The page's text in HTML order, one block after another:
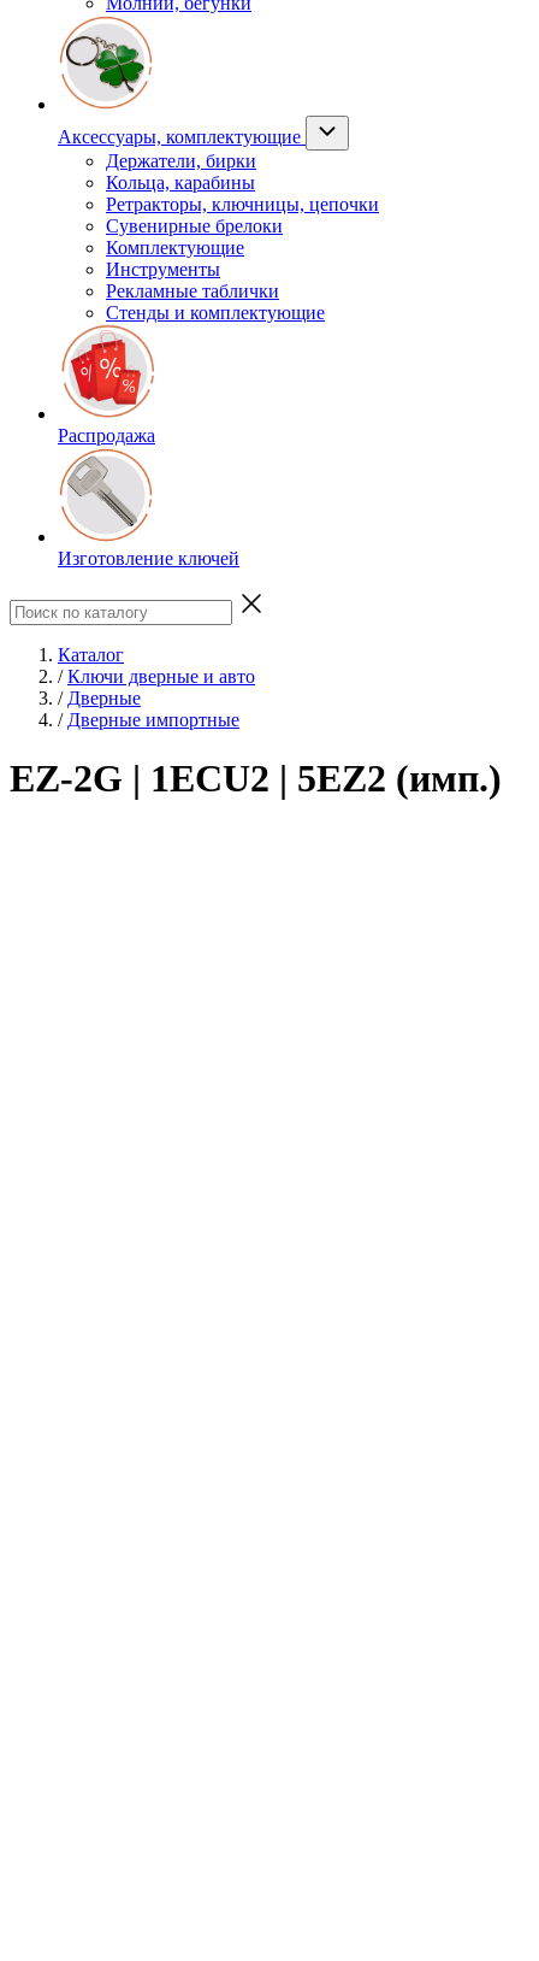
Аксессуары, комплектующие
Держатели, бирки
Кольца, карабины
Ретракторы, ключницы, цепочки
Сувенирные брелоки
Комплектующие
Инструменты
Рекламные таблички
Стенды и комплектующие
Распродажа
Изготовление ключей
Каталог
/ Ключи дверные и авто
/ Дверные
/ Дверные импортные
EZ-2G | 1ECU2 | 5EZ2 (имп.)